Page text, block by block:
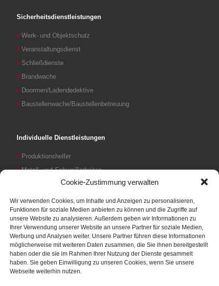
Cookie-Zustimmung verwalten
Wir verwenden Cookies, um Inhalte und Anzeigen zu personalisieren,
Funktionen für soziale Medien anbieten zu können und die Zugriffe auf
unsere Website zu analysieren. Außerdem geben wir Informationen zu
Ihrer Verwendung unserer Website an unsere Partner für soziale Medien,
Werbung und Analysen weiter. Unsere Partner führen diese Informationen
möglicherweise mit weiteren Daten zusammen, die Sie ihnen bereitgestellt
haben oder die sie im Rahmen Ihrer Nutzung der Dienste gesammelt
haben. Sie geben Einwilligung zu unseren Cookies, wenn Sie unsere
Webseite weiterhin nutzen.
Sicherheitsdienstleistungen
Werk- und Objektschutz
Veranstaltungsdienst
Schließdienste
Brandwache
Doormen/Ladendedektive
Baustellenwache/Baustellenbetreuung
Individuelle Dienstleistungen
Produktionshelfer
Metall- und Schweißarbeiten
Logistikdienstleistungen
+49 040 / 386 366 24
Sie finden uns hier
ASFA GmbH
Katharinenstraße 30a